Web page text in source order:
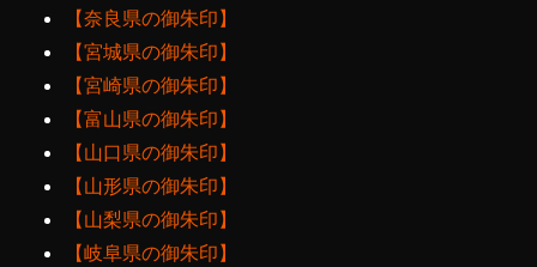
【奈良県の御朱印】
【宮城県の御朱印】
【宮崎県の御朱印】
【富山県の御朱印】
【山口県の御朱印】
【山形県の御朱印】
【山梨県の御朱印】
【岐阜県の御朱印】